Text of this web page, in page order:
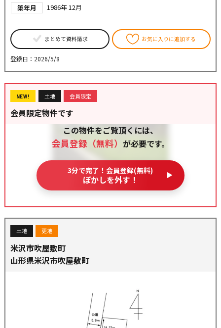
築年月
1986年 12月
まとめて資料請求 お気に入りに追加する
登録日：2026/5/8
NEW! 土地 会員限定
会員限定物件です
この物件をご覧頂くには、
会員登録（無料） が必要です。
3分で完了！会員登録(無料)
ぼかしを外す！
土地 更地
米沢市吹屋敷町
山形県米沢市吹屋敷町